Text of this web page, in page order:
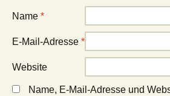
Name *
E-Mail-Adresse *
Website
Name, E-Mail-Adresse und